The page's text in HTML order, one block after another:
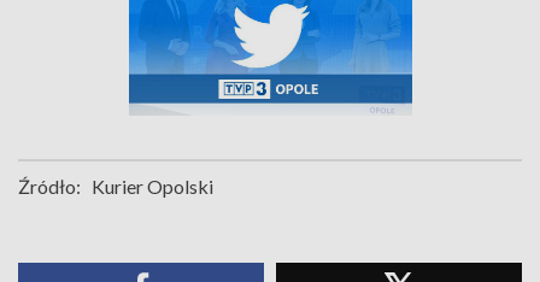
Źródło: Kurier Opolski